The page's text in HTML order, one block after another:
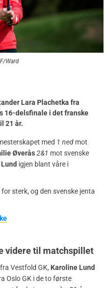
Ward
Lara Plachetka fra
16-delsfinale i det franske
21 år.
med 1 ned mot
Øverås2&1 mot svenske
igjen blant våre i
for sterk, og den svenske jenta
videre til matchspillet
fra Vestfold GK, Karoline Lund
Oslo GK i de to første